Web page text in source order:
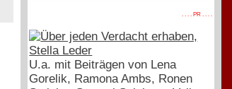
. . . . PR . . . .
U.a. mit Beiträgen von Lena
Gorelik, Ramona Ambs, Ronen